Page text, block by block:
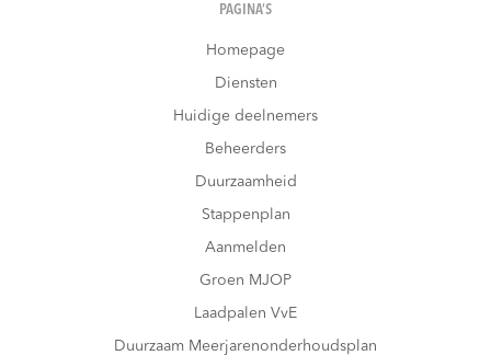
PAGINA’S
Homepage
Diensten
Huidige deelnemers
Beheerders
Duurzaamheid
Stappenplan
Aanmelden
Groen MJOP
Laadpalen VvE
Duurzaam Meerjarenonderhoudsplan